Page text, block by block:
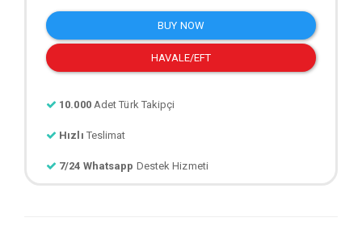
BUY NOW
HAVALE/EFT
10.000 Adet Türk Takipçi
Hızlı Teslimat
7/24 Whatsapp Destek Hizmeti